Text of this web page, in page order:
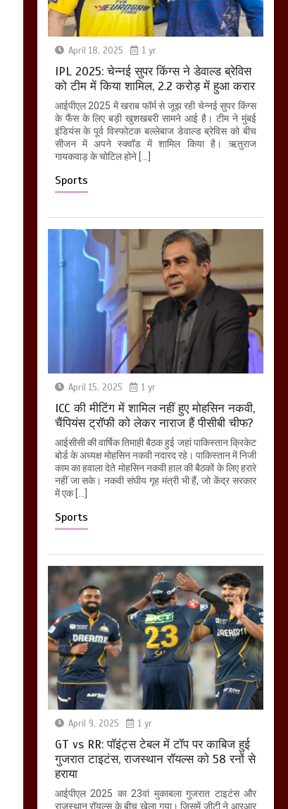
April 18, 2025 1 yr
IPL 2025: चेन्नई सुपर किंग्स ने डेवाल्ड ब्रेविस
को टीम में किया शामिल, 2.2 करोड़ में हुआ करार
आईपीएल 2025 में खराब फॉर्म से जूझ रही चेन्नई सुपर किंग्स
के फैंस के लिए बड़ी खुशखबरी सामने आई है। टीम ने मुंबई
इंडियंस के पूर्व विस्फोटक बल्लेबाज डेवाल्ड ब्रेविस को बीच
सीजन में अपने स्क्वॉड में शामिल किया है। ऋतुराज
गायकवाड़ के चोटिल होने […]
Sports
April 15, 2025 1 yr
ICC की मीटिंग में शामिल नहीं हुए मोहसिन नकवी,
चैंपियंस ट्रॉफी को लेकर नाराज हैं पीसीबी चीफ?
आईसीसी की वार्षिक तिमाही बैठक हुई जहां पाकिस्तान क्रिकेट
बोर्ड के अध्यक्ष मोहसिन नकवी नदारद रहे। पाकिस्तान में निजी
काम का हवाला देते मोहसिन नकवी हाल की बैठकों के लिए हरारे
नहीं जा सके। नकवी संघीय गृह मंत्री भी हैं, जो केंद्र सरकार
में एक […]
Sports
April 9, 2025 1 yr
GT vs RR: पॉइंट्स टेबल में टॉप पर काबिज हुई
गुजरात टाइटंस, राजस्थान रॉयल्स को 58 रनों से
हराया
आईपीएल 2025 का 23वां मुकाबला गुजरात टाइटंस और
राजस्थान रॉयल्स के बीच खेला गया। जिसमें जीटी ने आरआर